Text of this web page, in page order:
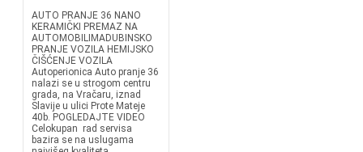
AUTO PRANJE 36 NANO
KERAMIČKI PREMAZ NA
AUTOMOBILIMADUBINSKO
PRANJE VOZILA HEMIJSKO
ČIŠĆENJE VOZILA
Autoperionica Auto pranje 36
nalazi se u strogom centru
grada, na Vračaru, iznad
Slavije u ulici Prote Mateje
40b. POGLEDAJTE VIDEO
Celokupan rad servisa
bazira se na uslugama